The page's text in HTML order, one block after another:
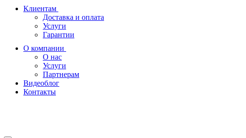
Клиентам
Доставка и оплата
Услуги
Гарантии
О компании
О нас
Услуги
Партнерам
Видеоблог
Контакты